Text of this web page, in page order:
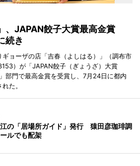
、JAPAN餃子大賞最高金賞
続き
ョーザの店「吉春（よしはる）」（調布市
）が「JAPAN餃子（ぎょうざ）大賞
部門で最高金賞を受賞し、7月24日に都内
た。
の「居場所ガイド」発行 猿田彦珈琲調
ルでも配架